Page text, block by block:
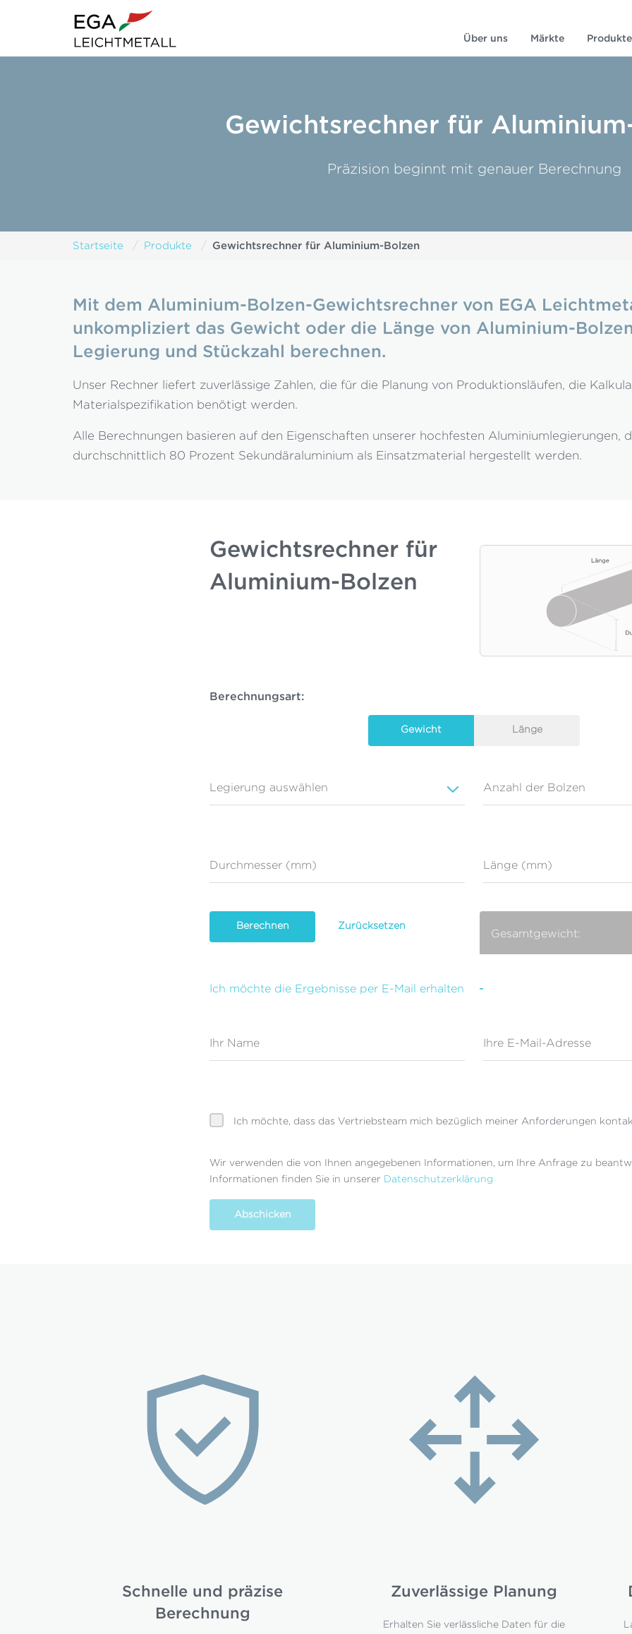
Über uns Märkte Produkte
Gewichtsrechner für
Präzision beginnt mit genauer Berechnung
Startseite Produkte Gewichtsrechner für Aluminium-Bolzen
Mit dem Aluminium-Bolzen-Gewichtsrechner von EGA
unkompliziert das Gewicht oder die Länge von Aluminium-
Legierung und Stückzahl berechnen.
Unser Rechner liefert zuverlässige Zahlen, die für die Planung von Produktionsläufen, die
Materialspezifikation benötigt werden.
Alle Berechnungen basieren auf den Eigenschaften unserer hochfesten Aluminiumlegierungen,
durchschnittlich 80 Prozent Sekundäraluminium als Einsatzmaterial hergestellt werden.
Gewichtsrechner für
Aluminium-Bolzen
Berechnungsart:
Gewicht Länge
Legierung auswählen Anzahl der Bolzen
Durchmesser (mm) Länge (mm)
Berechnen Zurücksetzen
Gesamtgewicht:
Ich möchte die Ergebnisse per E-Mail erhalten -
Ihr Name Ihre E-Mail-Adresse
Ich möchte, dass das Vertriebsteam mich bezüglich meiner Anforderungen
Wir verwenden die von Ihnen angegebenen Informationen, um Ihre Anfrage zu
Informationen finden Sie in unserer Datenschutzerklärung
Abschicken
Schnelle und präzise
Berechnung
Zuverlässige Planung
Erhalten Sie verlässliche Daten für die